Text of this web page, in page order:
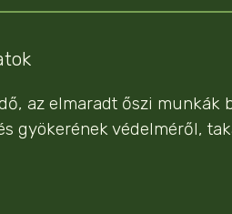
az elmaradt őszi munkák
gyökerének védelméről,